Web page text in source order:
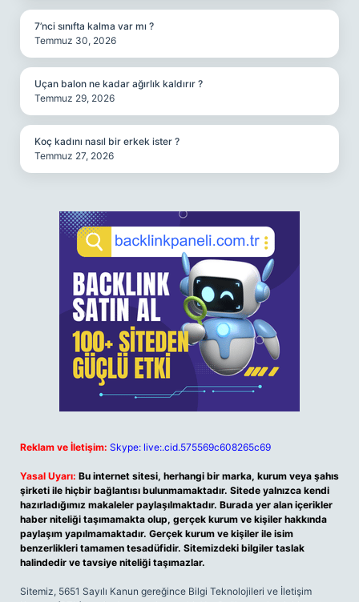
7’nci sınıfta kalma var mı ?
Temmuz 30, 2026
Uçan balon ne kadar ağırlık kaldırır ?
Temmuz 29, 2026
Koç kadını nasıl bir erkek ister ?
Temmuz 27, 2026
Reklam ve İletişim: Skype: live:.cid.575569c608265c69
Yasal Uyarı: Bu internet sitesi, herhangi bir marka, kurum veya şahıs
şirketi ile hiçbir bağlantısı bulunmamaktadır. Sitede yalnızca kendi
hazırladığımız makaleler paylaşılmaktadır. Burada yer alan içerikler
haber niteliği taşımamakta olup, gerçek kurum ve kişiler hakkında
paylaşım yapılmamaktadır. Gerçek kurum ve kişiler ile isim
benzerlikleri tamamen tesadüfidir. Sitemizdeki bilgiler taslak
halindedir ve tavsiye niteliği taşımazlar.
Sitemiz, 5651 Sayılı Kanun gereğince Bilgi Teknolojileri ve İletişim